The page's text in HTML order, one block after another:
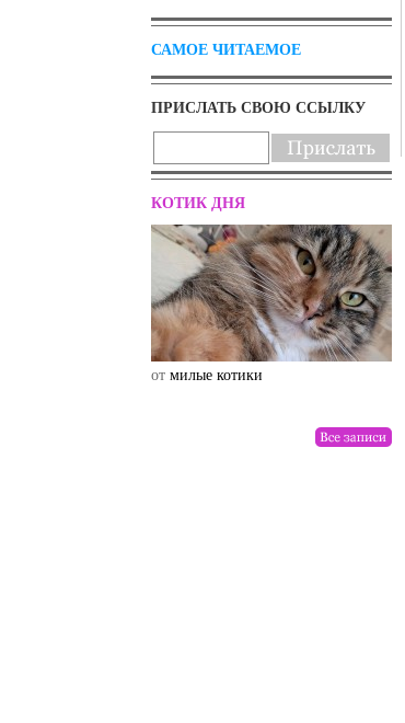
САМОЕ ЧИТАЕМОЕ
ПРИСЛАТЬ СВОЮ ССЫЛКУ
КОТИК ДНЯ
отмилые котики